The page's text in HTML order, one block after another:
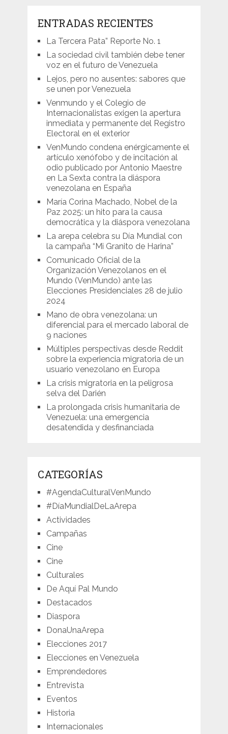
ENTRADAS RECIENTES
La Tercera Pata” Reporte No. 1
La sociedad civil también debe tener
voz en el futuro de Venezuela
Lejos, pero no ausentes: sabores que
se unen por Venezuela
Venmundo y el Colegio de
Internacionalistas exigen la apertura
inmediata y permanente del Registro
Electoral en el exterior
VenMundo condena enérgicamente el
artículo xenófobo y de incitación al
odio publicado por Antonio Maestre
en La Sexta contra la diáspora
venezolana en España
María Corina Machado, Nobel de la
Paz 2025: un hito para la causa
democrática y la diáspora venezolana
La arepa celebra su Día Mundial con
la campaña “Mi Granito de Harina”
Comunicado Oficial de la
Organización Venezolanos en el
Mundo (VenMundo) ante las
Elecciones Presidenciales 28 de julio
2024
Mano de obra venezolana: un
diferencial para el mercado laboral de
9 naciones
Múltiples perspectivas desde Reddit
sobre la experiencia migratoria de un
usuario venezolano en Europa
La crisis migratoria en la peligrosa
selva del Darién
La prolongada crisis humanitaria de
Venezuela: una emergencia
desatendida y desfinanciada
CATEGORÍAS
#AgendaCulturalVenMundo
#DíaMundialDeLaArepa
Actividades
Campañas
Cine
Cine
Culturales
De Aquí Pal Mundo
Destacados
Diaspora
DonaUnaArepa
Elecciones 2017
Elecciones en Venezuela
Emprendedores
Entrevista
Eventos
Historia
Internacionales